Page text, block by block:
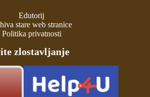
Edutorij
stare web stranice
Politika privatnosti
zlostavljanje